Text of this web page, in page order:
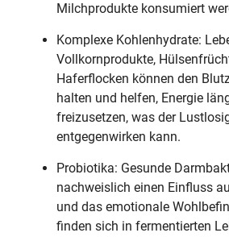
Milchprodukte konsumiert
Komplexe Kohlenhydrate:
Vollkornprodukte,
Haferflocken können den
halten und helfen, Energie
freizusetzen, was der
entgegenwirken kann.
Probiotika: Gesunde
nachweislich einen Einfluss
und das emotionale
finden sich in fermentierten